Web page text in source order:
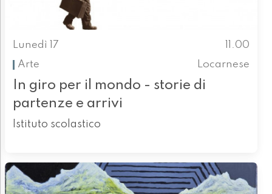
Lunedì 17
11.00
Arte
Locarnese
In giro per il mondo - storie di
partenze e arrivi
Istituto scolastico